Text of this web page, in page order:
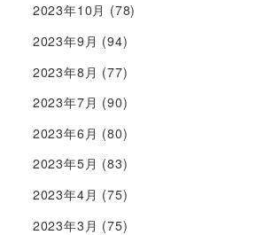
2023年10月 (78)
2023年9月 (94)
2023年8月 (77)
2023年7月 (90)
2023年6月 (80)
2023年5月 (83)
2023年4月 (75)
2023年3月 (75)